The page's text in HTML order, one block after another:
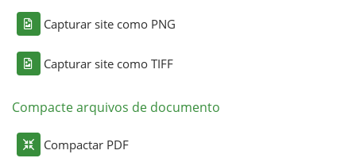
Capturar site como PNG
Capturar site como TIFF
Compacte arquivos de documento
Compactar PDF